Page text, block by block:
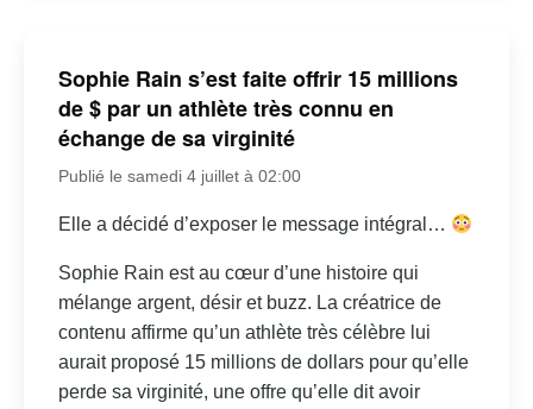
Sophie Rain s’est faite offrir 15 millions
de $ par un athlète très connu en
échange de sa virginité
Publié le samedi 4 juillet à 02:00
Elle a décidé d’exposer le message intégral…
Sophie Rain est au cœur d’une histoire qui
mélange argent, désir et buzz. La créatrice de
contenu affirme qu’un athlète très célèbre lui
aurait proposé 15 millions de dollars pour qu’elle
perde sa virginité, une offre qu’elle dit avoir